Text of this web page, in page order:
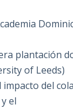
plantación
of Leeds)
impacto del
el